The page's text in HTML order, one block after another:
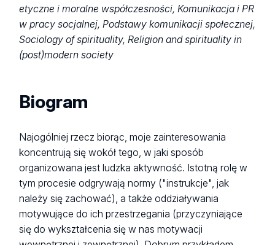
etyczne i moralne współczesności, Komunikacja i PR
w pracy socjalnej, Podstawy komunikacji społecznej,
Sociology of spirituality, Religion and spirituality in
(post)modern society
Biogram
Najogólniej rzecz biorąc, moje zainteresowania
koncentrują się wokół tego, w jaki sposób
organizowana jest ludzka aktywność. Istotną rolę w
tym procesie odgrywają normy ("instrukcje", jak
należy się zachować), a także oddziaływania
motywujące do ich przestrzegania (przyczyniające
się do wykształcenia się w nas motywacji